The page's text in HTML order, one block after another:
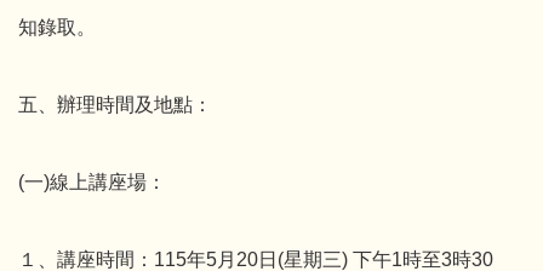
知錄取。
五、辦理時間及地點：
(一)線上講座場：
１、講座時間：115年5月20日(星期三) 下午1時至3時30